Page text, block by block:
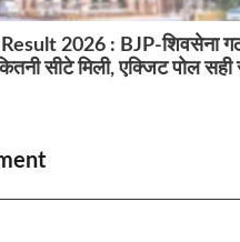
2026 : BJP-शिवसेना
सीटे मिली, एक्जिट पोल सही